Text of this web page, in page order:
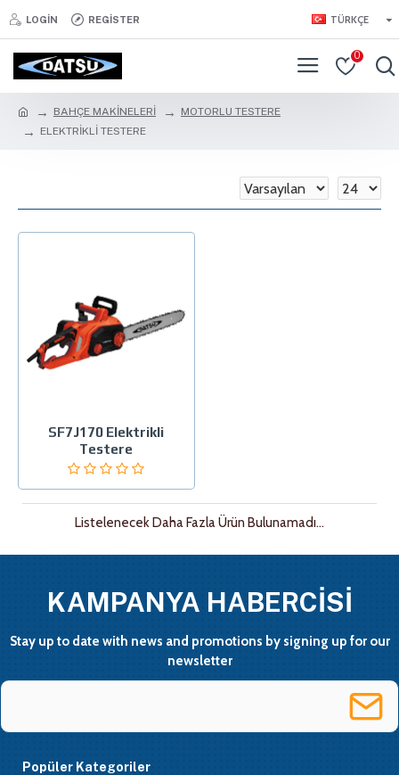
LOGIN REGISTER TÜRKÇE
0
BAHÇE MAKİNELERİ
MOTORLU TESTERE
ELEKTRİKLİ TESTERE
SF7J170 Elektrikli
Testere
Listelenecek Daha Fazla Ürün Bulunamadı...
KAMPANYA HABERCİSİ
Stay up to date with news and promotions by signing up for our
newsletter
Popüler Kategoriler